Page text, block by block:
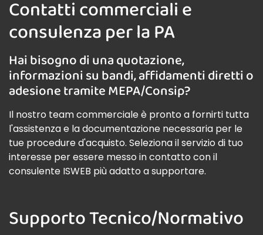
Contatti commerciali e
consulenza per la PA
Hai bisogno di una quotazione,
informazioni su bandi, affidamenti diretti o
adesione tramite MEPA/Consip?
Il nostro team commerciale è pronto a fornirti tutta
l'assistenza e la documentazione necessaria per le
tue procedure d'acquisto. Seleziona il servizio di tuo
interesse per essere messo in contatto con il
consulente ISWEB più adatto a supportare.
Supporto Tecnico/Normativo